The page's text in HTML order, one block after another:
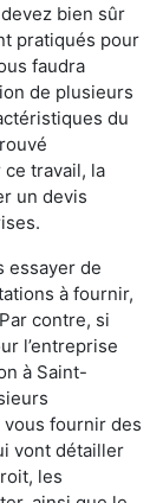
bien sûr
pratiqués pour
faudra
de plusieurs
du
travail, la
un devis
essayer de
à fournir,
contre, si
l’entreprise
à Saint-
fournir des
vont détailler
les